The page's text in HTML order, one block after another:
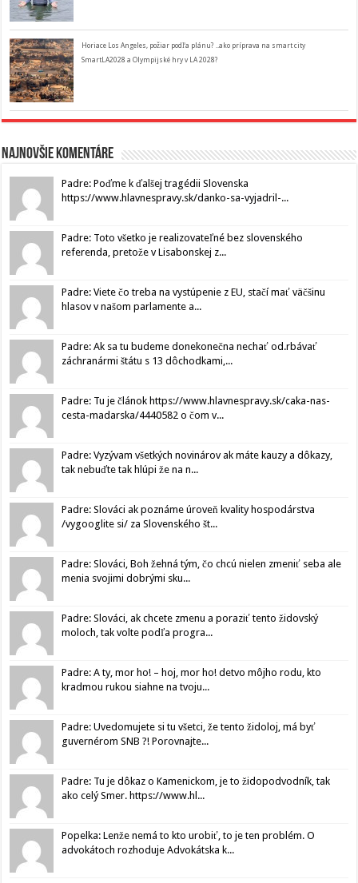
Horiace Los Angeles, požiar podľa plánu? ..ako príprava na smart city
SmartLA2028 a Olympijské hry v LA 2028?
Najnovšie komentáre
Padre: Poďme k ďalšej tragédii Slovenska
https://www.hlavnespravy.sk/danko-sa-vyjadril-...
Padre: Toto všetko je realizovateľné bez slovenského
referenda, pretože v Lisabonskej z...
Padre: Viete čo treba na vystúpenie z EU, stačí mať väčšinu
hlasov v našom parlamente a...
Padre: Ak sa tu budeme donekonečna nechať od.rbávať
záchranármi štátu s 13 dôchodkami,...
Padre: Tu je článok https://www.hlavnespravy.sk/caka-nas-
cesta-madarska/4440582 o čom v...
Padre: Vyzývam všetkých novinárov ak máte kauzy a dôkazy,
tak nebuďte tak hlúpi že na n...
Padre: Slováci ak poznáme úroveň kvality hospodárstva
/vygooglite si/ za Slovenského št...
Padre: Slováci, Boh žehná tým, čo chcú nielen zmeniť seba ale
menia svojimi dobrými sku...
Padre: Slováci, ak chcete zmenu a poraziť tento židovský
moloch, tak volte podľa progra...
Padre: A ty, mor ho! – hoj, mor ho! detvo môjho rodu, kto
kradmou rukou siahne na tvoju...
Padre: Uvedomujete si tu všetci, že tento židoloj, má byť
guvernérom SNB ?! Porovnajte...
Padre: Tu je dôkaz o Kamenickom, je to židopodvodník, tak
ako celý Smer. https://www.hl...
Popelka: Lenže nemá to kto urobiť, to je ten problém. O
advokátoch rozhoduje Advokátska k...